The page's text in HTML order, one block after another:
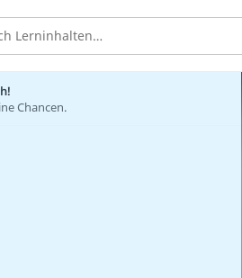
Chancen.